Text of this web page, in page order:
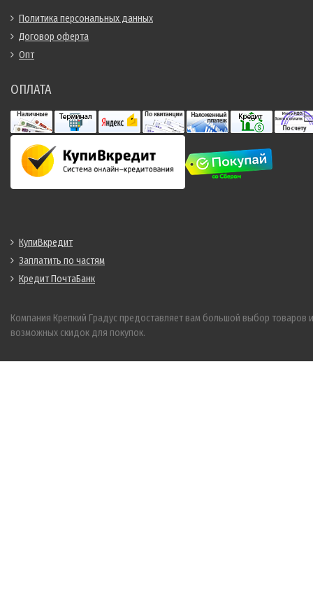
Политика персональных данных
Договор оферта
Опт
ОПЛАТА
КупиВкредит
Заплатить по частям
Кредит ПочтаБанк
Компания Крепкий Градус предоставляет вам большой выбор товаров и
возможных скидок для покупок.